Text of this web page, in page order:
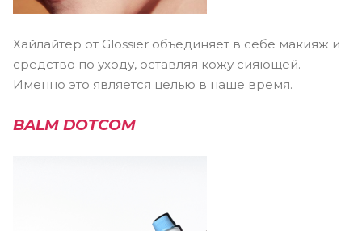
Хайлайтер от Glossier объединяет в себе макияж и
средство по уходу, оставляя кожу сияющей.
Именно это является целью в наше время.
BALM DOTCOM